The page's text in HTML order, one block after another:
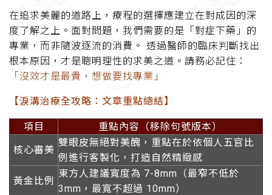
在追求美麗的道路上，療程的選擇應建立在對成因的深
度了解之上。面對問題，我們需要的是「對症下藥」的
專業，而非隨波逐流的消費。 透過醫師的臨床判斷找出
根本原因，才是聰明理性的求美之道。請務必記住：
「沒效才是最貴，想做要找專業」
【淚溝治療全攻略：文章重點總結】
項目
重點內容（移除句號版本）
核心審美
雙眼皮無絕對美醜，重點在於依個人五官比
例進行客製化，打造自然精緻感
黃金比例
東方人建議寬度為 7-8mm（最窄不低於
3mm，最寬不超過 10mm）